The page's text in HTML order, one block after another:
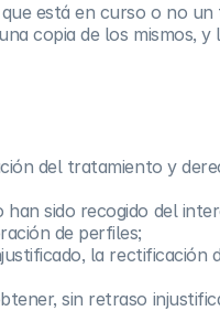
está en curso o no
copia de los mismos,
del tratamiento y
sido recogido del
de perfiles;
la
sin retraso